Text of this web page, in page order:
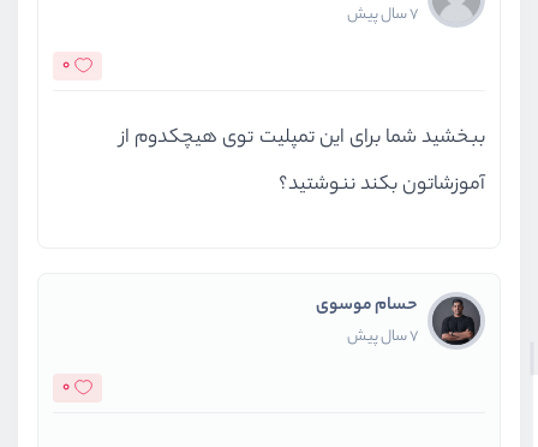
7 سال پیش
0
ببخشید شما برای این تمپلیت توی هیچکدوم از
آموزشاتون بکند ننوشتید؟
حسام موسوی
7 سال پیش
0